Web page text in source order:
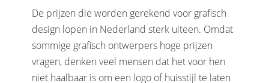
De prijzen die worden gerekend voor grafisch
design lopen in Nederland sterk uiteen. Omdat
sommige grafisch ontwerpers hoge prijzen
vragen, denken veel mensen dat het voor hen
niet haalbaar is om een logo of huisstijl te laten